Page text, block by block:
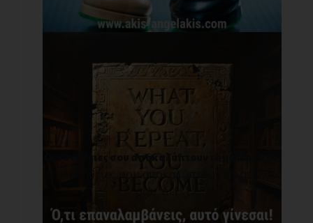
Οι συνήθειες σου αποκαλύπτουν το μέλλον σου.
Οι συνήθειες σου αποκαλύπτουν το μέλλον